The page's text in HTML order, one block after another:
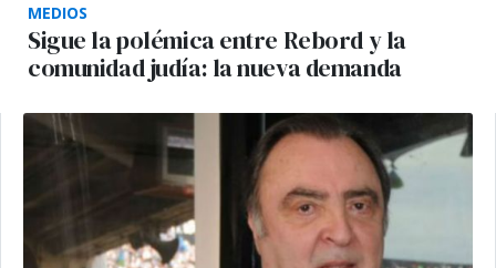
MEDIOS
Sigue la polémica entre Rebord y la
comunidad judía: la nueva demanda